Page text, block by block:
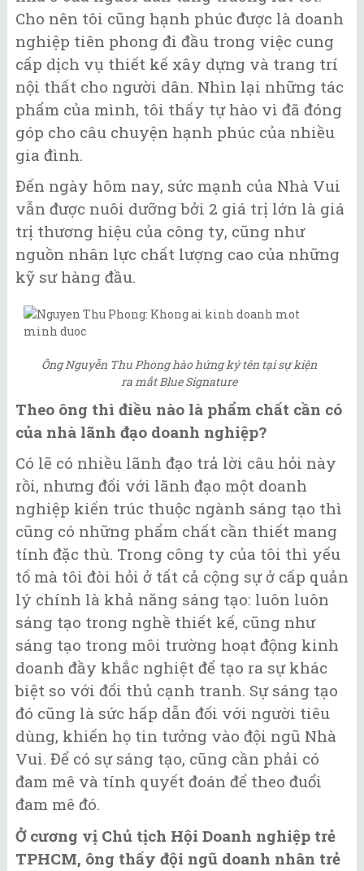
Cho nên tôi cũng hạnh phúc được là doanh
nghiệp tiên phong đi đầu trong việc cung
cấp dịch vụ thiết kế xây dựng và trang trí
nội thất cho người dân. Nhìn lại những tác
phẩm của mình, tôi thấy tự hào vì đã đóng
góp cho câu chuyện hạnh phúc của nhiều
gia đình.
Đến ngày hôm nay, sức mạnh của Nhà Vui
vẫn được nuôi dưỡng bởi 2 giá trị lớn là giá
trị thương hiệu của công ty, cũng như
nguồn nhân lực chất lượng cao của những
kỹ sư hàng đầu.
Ông Nguyễn Thu Phong hào hứng ký tên tại sự kiện
ra mắt Blue Signature
Theo ông thì điều nào là phẩm chất cần có
của nhà lãnh đạo doanh nghiệp?
Có lẽ có nhiều lãnh đạo trả lời câu hỏi này
rồi, nhưng đối với lãnh đạo một doanh
nghiệp kiến trúc thuộc ngành sáng tạo thì
cũng có những phẩm chất cần thiết mang
tính đặc thù. Trong công ty của tôi thì yếu
tố mà tôi đòi hỏi ở tất cả cộng sự ở cấp quản
lý chính là khả năng sáng tạo: luôn luôn
sáng tạo trong nghề thiết kế, cũng như
sáng tạo trong môi trường hoạt động kinh
doanh đầy khắc nghiệt để tạo ra sự khác
biệt so với đối thủ cạnh tranh. Sự sáng tạo
đó cũng là sức hấp dẫn đối với người tiêu
dùng, khiến họ tin tưởng vào đội ngũ Nhà
Vui. Để có sự sáng tạo, cũng cần phải có
đam mê và tính quyết đoán để theo đuổi
đam mê đó.
Ở cương vị Chủ tịch Hội Doanh nghiệp trẻ
TPHCM, ông thấy đội ngũ doanh nhân trẻ